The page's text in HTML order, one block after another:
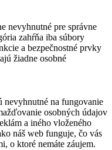
nevyhnutné pre správne
zahŕňa iba súbory
a bezpečnostné prvky
žiadne osobné
na fungovanie
osobných údajov
a iného vloženého
náš web funguje, čo vás
o ktoré nemáte záujem.